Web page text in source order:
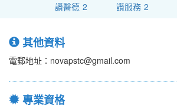
讚醫德 2 讚服務 2
其他資料
電郵地址：novapstc@gmail.com
專業資格